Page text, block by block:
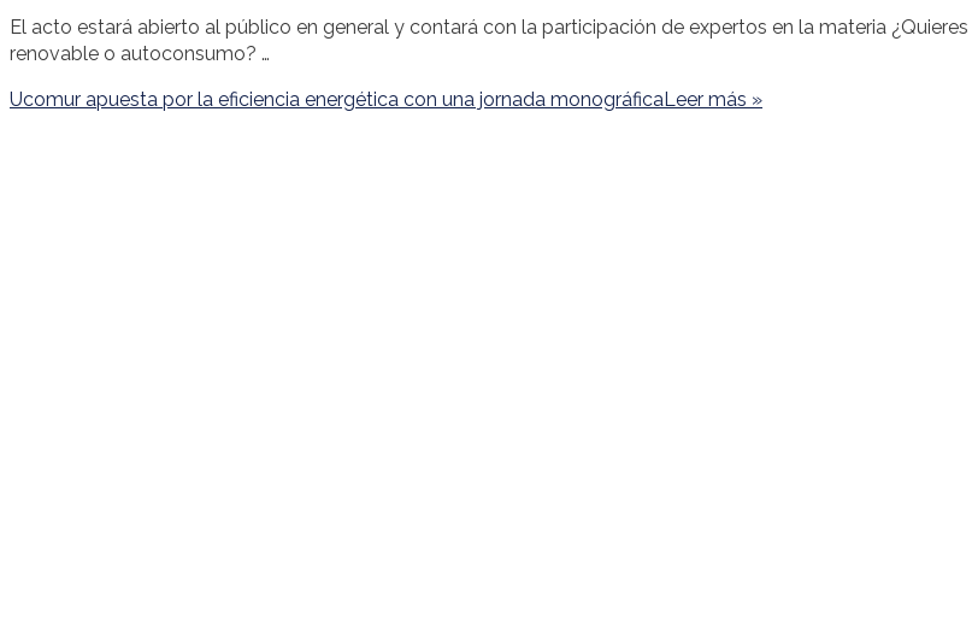
El acto estará abierto al público en general y contará con la participación de expertos en la materia
renovable o autoconsumo? …
Ucomur apuesta por la eficiencia energética con una jornada monográficaLeer más »